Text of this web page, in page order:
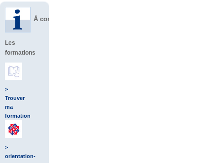
À consulter
Les
formations
>
Trouver
ma
formation
>
orientation-